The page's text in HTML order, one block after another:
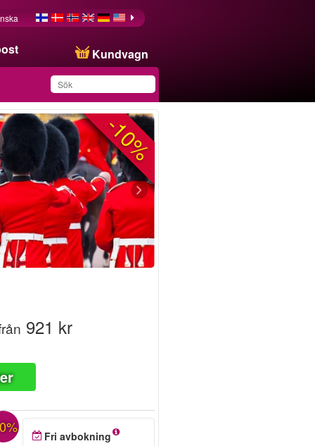
Kundvagn
Du har sparat produkten
i din lista
-10%
921 kr
Fri avbokning